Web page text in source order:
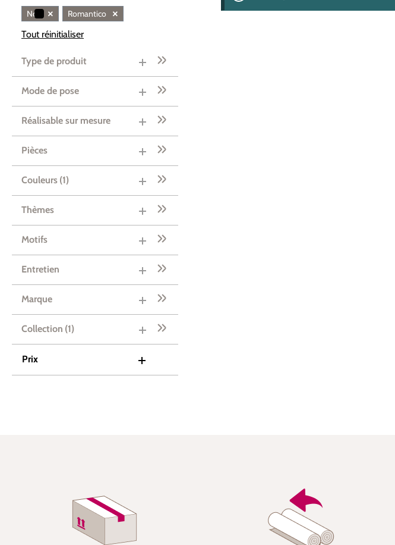
Noir × Romantico ×
Tout réinitialiser
Type de produit
Mode de pose
Réalisable sur mesure
Pièces
Couleurs (1)
Thèmes
Motifs
Entretien
Marque
Collection (1)
Prix